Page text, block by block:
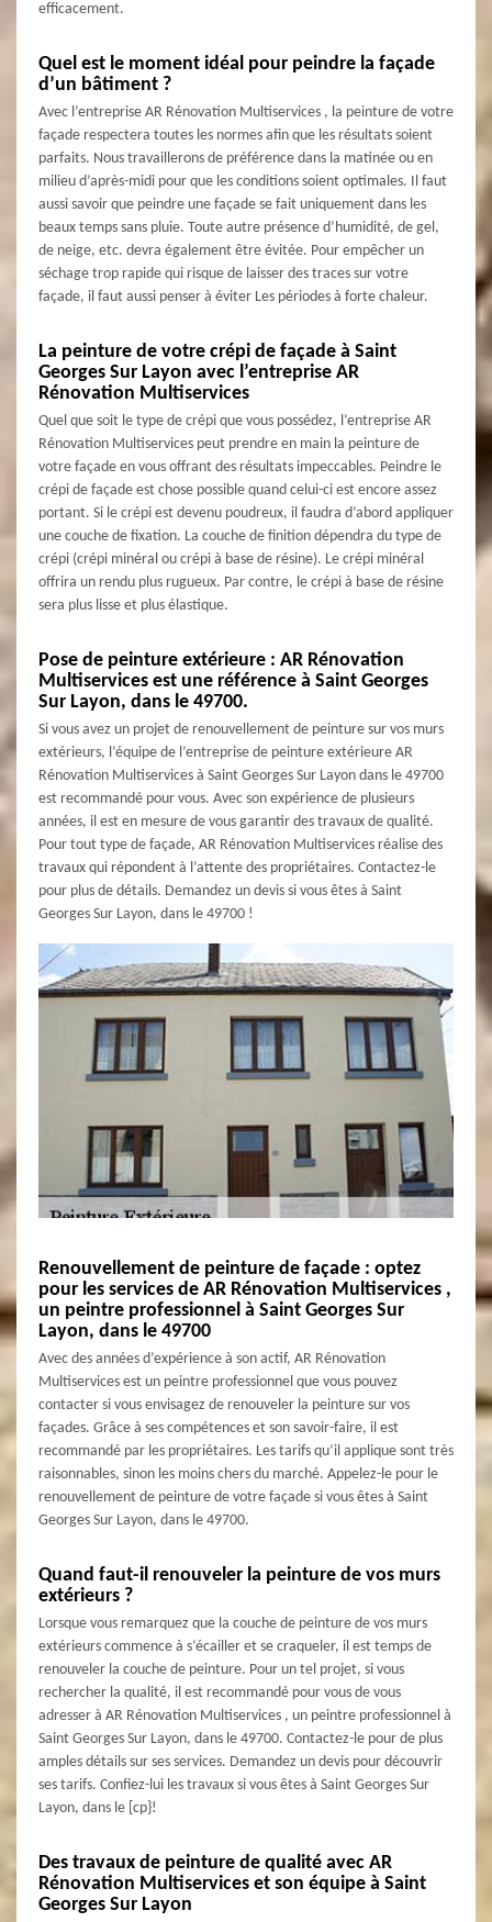
efficacement.
Quel est le moment idéal pour peindre la façade
d’un bâtiment ?
Avec l’entreprise AR Rénovation Multiservices , la peinture de votre
façade respectera toutes les normes afin que les résultats soient
parfaits. Nous travaillerons de préférence dans la matinée ou en
milieu d’après-midi pour que les conditions soient optimales. Il faut
aussi savoir que peindre une façade se fait uniquement dans les
beaux temps sans pluie. Toute autre présence d’humidité, de gel,
de neige, etc. devra également être évitée. Pour empêcher un
séchage trop rapide qui risque de laisser des traces sur votre
façade, il faut aussi penser à éviter Les périodes à forte chaleur.
La peinture de votre crépi de façade à Saint
Georges Sur Layon avec l’entreprise AR
Rénovation Multiservices
Quel que soit le type de crépi que vous possédez, l’entreprise AR
Rénovation Multiservices peut prendre en main la peinture de
votre façade en vous offrant des résultats impeccables. Peindre le
crépi de façade est chose possible quand celui-ci est encore assez
portant. Si le crépi est devenu poudreux, il faudra d’abord appliquer
une couche de fixation. La couche de finition dépendra du type de
crépi (crépi minéral ou crépi à base de résine). Le crépi minéral
offrira un rendu plus rugueux. Par contre, le crépi à base de résine
sera plus lisse et plus élastique.
Pose de peinture extérieure : AR Rénovation
Multiservices est une référence à Saint Georges
Sur Layon, dans le 49700.
Si vous avez un projet de renouvellement de peinture sur vos murs
extérieurs, l’équipe de l’entreprise de peinture extérieure AR
Rénovation Multiservices à Saint Georges Sur Layon dans le 49700
est recommandé pour vous. Avec son expérience de plusieurs
années, il est en mesure de vous garantir des travaux de qualité.
Pour tout type de façade, AR Rénovation Multiservices réalise des
travaux qui répondent à l’attente des propriétaires. Contactez-le
pour plus de détails. Demandez un devis si vous êtes à Saint
Georges Sur Layon, dans le 49700 !
Renouvellement de peinture de façade : optez
pour les services de AR Rénovation Multiservices ,
un peintre professionnel à Saint Georges Sur
Layon, dans le 49700
Avec des années d’expérience à son actif, AR Rénovation
Multiservices est un peintre professionnel que vous pouvez
contacter si vous envisagez de renouveler la peinture sur vos
façades. Grâce à ses compétences et son savoir-faire, il est
recommandé par les propriétaires. Les tarifs qu’il applique sont très
raisonnables, sinon les moins chers du marché. Appelez-le pour le
renouvellement de peinture de votre façade si vous êtes à Saint
Georges Sur Layon, dans le 49700.
Quand faut-il renouveler la peinture de vos murs
extérieurs ?
Lorsque vous remarquez que la couche de peinture de vos murs
extérieurs commence à s’écailler et se craqueler, il est temps de
renouveler la couche de peinture. Pour un tel projet, si vous
rechercher la qualité, il est recommandé pour vous de vous
adresser à AR Rénovation Multiservices , un peintre professionnel à
Saint Georges Sur Layon, dans le 49700. Contactez-le pour de plus
amples détails sur ses services. Demandez un devis pour découvrir
ses tarifs. Confiez-lui les travaux si vous êtes à Saint Georges Sur
Layon, dans le [cp}!
Des travaux de peinture de qualité avec AR
Rénovation Multiservices et son équipe à Saint
Georges Sur Layon